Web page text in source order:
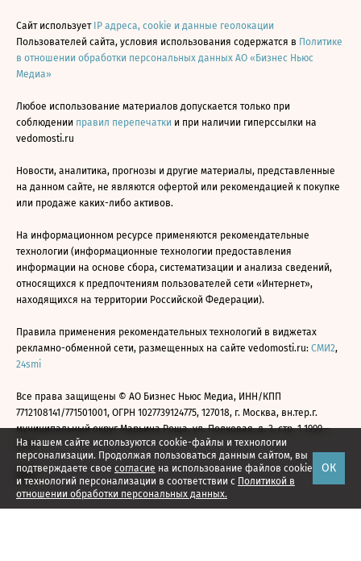
На нашем сайте используются cookie-файлы и технологии
персонализации. Продолжая пользоваться данным сайтом, вы
подтверждаете свое согласие на использование файлов cookie
и технологий персонализации в соответствии с Политикой в
отношении обработки персональных данных.
ОК
Сайт использует IP адреса, cookie и данные геолокации
Пользователей сайта, условия использования содержатся в Политике
в отношении обработки персональных данных АО «Бизнес Ньюс
Медиа»
Любое использование материалов допускается только при
соблюдении правил перепечатки и при наличии гиперссылки на
vedomosti.ru
Новости, аналитика, прогнозы и другие материалы, представленные
на данном сайте, не являются офертой или рекомендацией к покупке
или продаже каких-либо активов.
На информационном ресурсе применяются рекомендательные
технологии (информационные технологии предоставления
информации на основе сбора, систематизации и анализа сведений,
относящихся к предпочтениям пользователей сети «Интернет»,
находящихся на территории Российской Федерации).
Правила применения рекомендательных технологий в виджетах
рекламно-обменной сети, размещенных на сайте vedomosti.ru: СМИ2,
24smi
Все права защищены © АО Бизнес Ньюс Медиа, ИНН/КПП
7712108141/771501001, ОГРН 1027739124775, 127018, г. Москва, вн.тер.г.
муниципальный округ Марьина Роща, ул. Полковая, д. 3, стр. 1 1999—
2026